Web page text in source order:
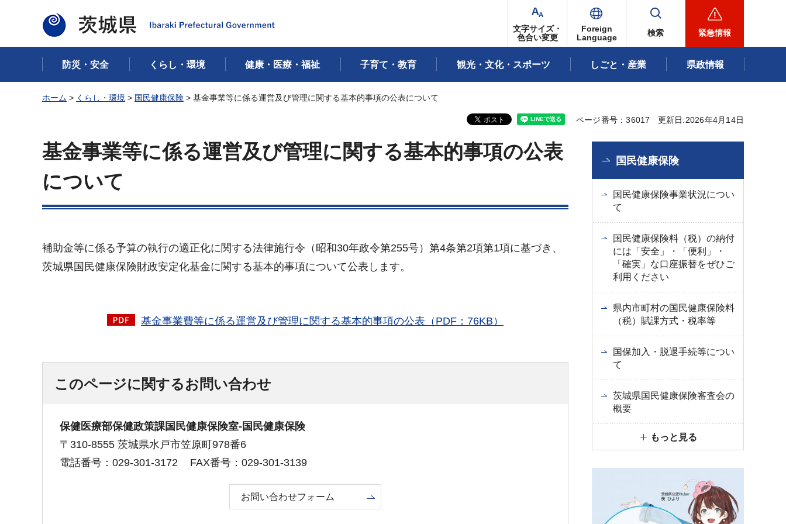
茨城県
文字サイズ・
色合い変更
Foreign
Language
検索 緊急情報
防災・安全 くらし・環境 健康・医療・福祉 子育て・教育 観光・文化・スポーツ しごと・産業 県政情報
ホーム > くらし・環境 > 国民健康保険 > 基金事業等に係る運営及び管理に関する基本的事項の公表について
ページ番号：36017 更新日:2026年4月14日
基金事業等に係る運営及び管理に関する基本的事項の公表
について
補助金等に係る予算の執行の適正化に関する法律施行令（昭和30年政令第255号）第4条第2項第1項に基づき、
茨城県国民健康保険財政安定化基金に関する基本的事項について公表します。
基金事業費等に係る運営及び管理に関する基本的事項の公表（PDF：76KB）
このページに関するお問い合わせ
保健医療部保健政策課国民健康保険室-国民健康保険
〒310-8555 茨城県水戸市笠原町978番6
電話番号：029-301-3172
FAX番号：029-301-3139
お問い合わせフォーム
国民健康保険
国民健康保険事業状況につい
て
国民健康保険料（税）の納付
には「安全」・「便利」・
「確実」な口座振替をぜひご
利用ください
県内市町村の国民健康保険料
（税）賦課方式・税率等
国保加入・脱退手続等につい
て
茨城県国民健康保険審査会の
概要
もっと見る